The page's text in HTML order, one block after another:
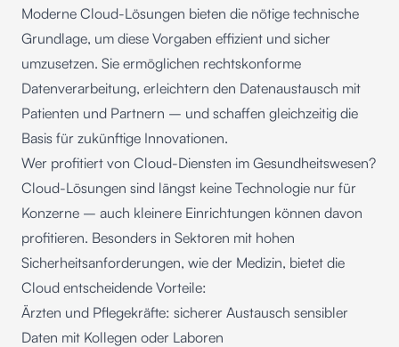
Moderne Cloud-Lösungen bieten die nötige technische
Grundlage, um diese Vorgaben effizient und sicher
umzusetzen. Sie ermöglichen rechtskonforme
Datenverarbeitung, erleichtern den Datenaustausch mit
Patienten und Partnern – und schaffen gleichzeitig die
Basis für zukünftige Innovationen.
Wer profitiert von Cloud-Diensten im Gesundheitswesen?
Cloud-Lösungen sind längst keine Technologie nur für
Konzerne – auch kleinere Einrichtungen können davon
profitieren. Besonders in Sektoren mit hohen
Sicherheitsanforderungen, wie der Medizin, bietet die
Cloud entscheidende Vorteile:
Ärzten und Pflegekräfte: sicherer Austausch sensibler
Daten mit Kollegen oder Laboren